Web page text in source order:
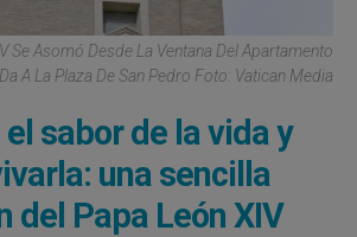
Se Asomó Desde La Ventana Del Apartamento
A La Plaza De San Pedro Foto: Vatican Media
sabor de la vida y
una sencilla
del Papa León XIV